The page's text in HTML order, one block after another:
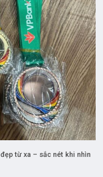
đẹp từ xa – sắc nét khi nhìn